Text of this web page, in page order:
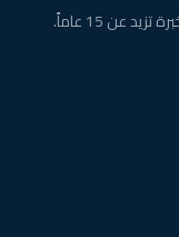
عن 15 عاماً.